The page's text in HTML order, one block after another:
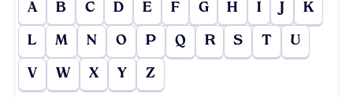
A B C D E F G H I J K
L M N O P Q R S T U
V W X Y Z